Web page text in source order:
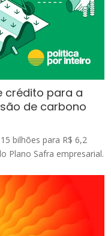
crédito para a
de carbono
bilhões para R$ 6,2
Plano Safra empresarial.